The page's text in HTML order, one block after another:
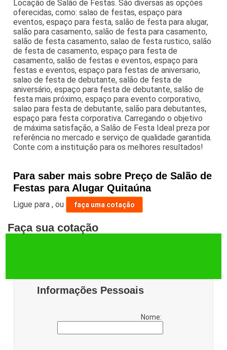
Locação de Salão de Festas. São diversas as opções
oferecidas, como: salao de festas, espaço para
eventos, espaço para festa, salão de festa para alugar,
salão para casamento, salão de festa para casamento,
salão de festa casamento, salao de festa rustico, salão
de festa de casamento, espaço para festa de
casamento, salão de festas e eventos, espaço para
festas e eventos, espaço para festas de aniversario,
salao de festa de debutante, salão de festa de
aniversário, espaço para festa de debutante, salão de
festa mais próximo, espaço para evento corporativo,
salao para festa de debutante, salão para debutantes,
espaço para festa corporativa. Carregando o objetivo
de máxima satisfação, a Salão de Festa Ideal preza por
referência no mercado e serviço de qualidade garantida.
Conte com a instituição para os melhores resultados!
Para saber mais sobre Preço de Salão de
Festas para Alugar Quitaúna
Ligue para,ou faça uma cotação
Faça sua cotação
Informações Pessoais
Nome: